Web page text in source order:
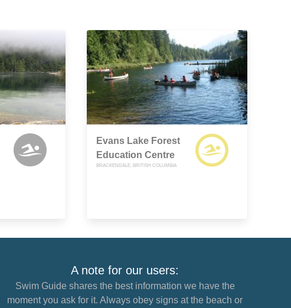
Evans Lake Forest
Education Centre
BRACKENDALE, BRITISH COLUMBIA
A note for our users:
Swim Guide shares the best information we have the
moment you ask for it. Always obey signs at the beach or